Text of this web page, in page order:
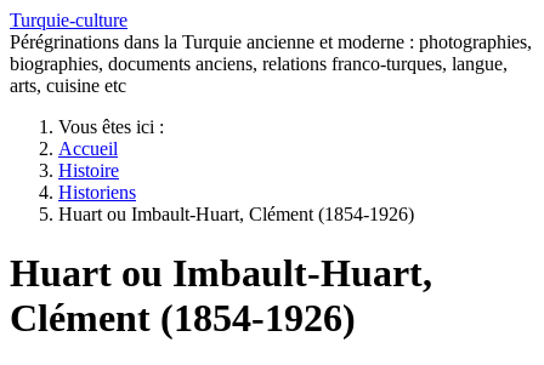
Turquie-culture
Pérégrinations dans la Turquie ancienne et moderne : photographies,
biographies, documents anciens, relations franco-turques, langue,
arts, cuisine etc
Vous êtes ici :
Accueil
Histoire
Historiens
Huart ou Imbault-Huart, Clément (1854-1926)
Huart ou Imbault-Huart,
Clément (1854-1926)